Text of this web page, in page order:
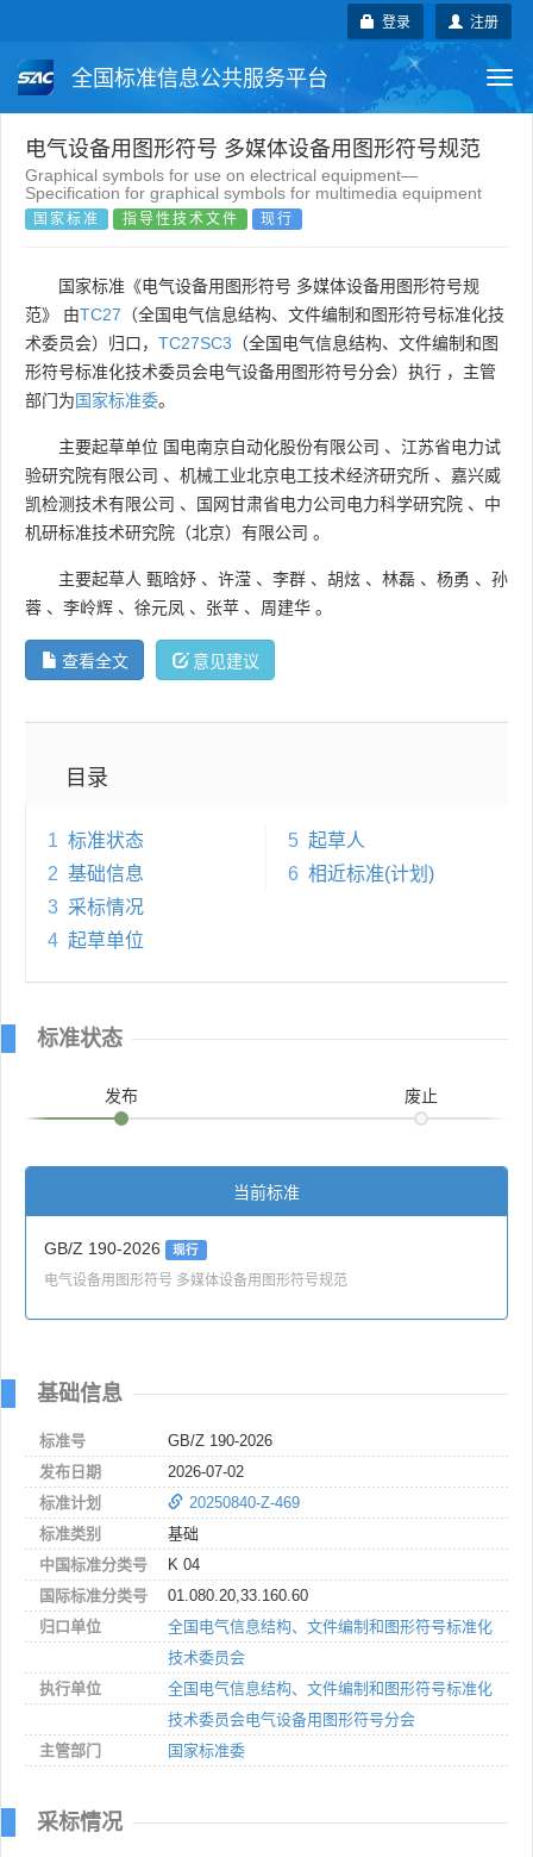
注册
登录
全国标准信息公共服务平台
国家标准 行业标准 地方标准
团体标准 企业标准 国际标准
电气设备用图形符号 多媒体设备用图形符号规范
Graphical symbols for use on electrical equipment—
Specification for graphical symbols for multimedia equipment
国家标准 指导性技术文件 现行
国家标准《电气设备用图形符号 多媒体设备用图形符号规
范》 由TC27 （全国电气信息结构、文件编制和图形符号标准化技
术委员会）归口， TC27SC3 （全国电气信息结构、文件编制和图
形符号标准化技术委员会电气设备用图形符号分会）执行 ，主管
部门为国家标准委。
主要起草单位 国电南京自动化股份有限公司 、 江苏省电力试
验研究院有限公司 、 机械工业北京电工技术经济研究所 、 嘉兴威
凯检测技术有限公司 、 国网甘肃省电力公司电力科学研究院 、 中
机研标准技术研究院（北京）有限公司 。
主要起草人 甄晗妤 、 许滢 、 李群 、 胡炫 、 林磊 、 杨勇 、 孙
蓉 、 李岭辉 、 徐元凤 、 张苹 、 周建华 。
查看全文 意见建议
目录
1 标准状态
2 基础信息
3 采标情况
4 起草单位
5 起草人
6 相近标准(计划)
标准状态
发布 废止
当前标准
GB/Z 190-2026 现行
电气设备用图形符号 多媒体设备用图形符号规范
基础信息
标准号
GB/Z 190-2026
发布日期
2026-07-02
标准计划
20250840-Z-469
标准类别
基础
中国标准分类号
K 04
国际标准分类号
01.080.20,33.160.60
归口单位
全国电气信息结构、文件编制和图形符号标准化
技术委员会
执行单位
全国电气信息结构、文件编制和图形符号标准化
技术委员会电气设备用图形符号分会
主管部门
国家标准委
采标情况